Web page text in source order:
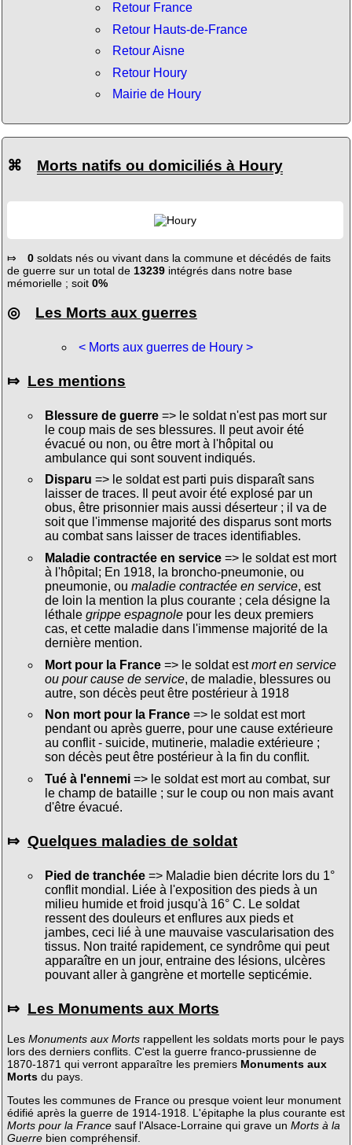
Retour France
Retour Hauts-de-France
Retour Aisne
Retour Houry
Mairie de Houry
⌘ Morts natifs ou domiciliés à Houry
⤇ 0soldats nés ou vivant dans la commune et décédés de faits
de guerre sur un total de 13239intégrés dans notre base
mémorielle ; soit 0%
◎ Les Morts aux guerres
< Morts aux guerres de Houry >
⤇ Les mentions
Blessure de guerre=> le soldat n'est pas mort sur
le coup mais de ses blessures. Il peut avoir été
évacué ou non, ou être mort à l'hôpital ou
ambulance qui sont souvent indiqués.
Disparu => le soldat est parti puis disparaît sans
laisser de traces. Il peut avoir été explosé par un
obus, être prisonnier mais aussi déserteur ; il va de
soit que l'immense majorité des disparus sont morts
au combat sans laisser de traces identifiables.
Maladie contractée en service=> le soldat est mort
à l'hôpital; En 1918, la broncho-pneumonie, ou
pneumonie, ou maladie contractée en service, est
de loin la mention la plus courante ; cela désigne la
léthale grippe espagnolepour les deux premiers
cas, et cette maladie dans l'immense majorité de la
dernière mention.
Mort pour la France=> le soldat estmort en service
ou pour cause de service, de maladie, blessures ou
autre, son décès peut être postérieur à 1918
Non mort pour la France=> le soldat est mort
pendant ou après guerre, pour une cause extérieure
au conflit - suicide, mutinerie, maladie extérieure ;
son décès peut être postérieur à la fin du conflit.
Tué à l'ennemi=> le soldat est mort au combat, sur
le champ de bataille ; sur le coup ou non mais avant
d'être évacué.
⤇ Quelques maladies de soldat
Pied de tranchée=> Maladie bien décrite lors du 1°
conflit mondial. Liée à l'exposition des pieds à un
milieu humide et froid jusqu'à 16° C. Le soldat
ressent des douleurs et enflures aux pieds et
jambes, ceci lié à une mauvaise vascularisation des
tissus. Non traité rapidement, ce syndrôme qui peut
apparaître en un jour, entraine des lésions, ulcères
pouvant aller à gangrène et mortelle septicémie.
⤇ Les Monuments aux Morts
Les Monuments aux Mortsrappellent les soldats morts pour le pays
lors des derniers conflits. C'est la guerre franco-prussienne de
1870-1871 qui verront apparaître les premiers Monuments aux
Mortsdu pays.
Toutes les communes de France ou presque voient leur monument
édifié après la guerre de 1914-1918. L'épitaphe la plus courante est
Morts pour la Francesauf l'Alsace-Lorraine qui grave un Morts à la
Guerrebien compréhensif.